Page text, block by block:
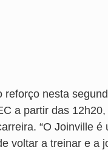
nesta
a partir das
“O Joinville
voltar a treinar e a